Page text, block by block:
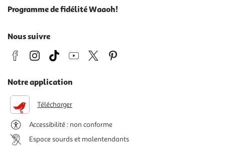
Programme de fidélité Waaoh!
Nous suivre
Notre application
Télécharger
Accessibilité : non conforme
Espace sourds et malentendants